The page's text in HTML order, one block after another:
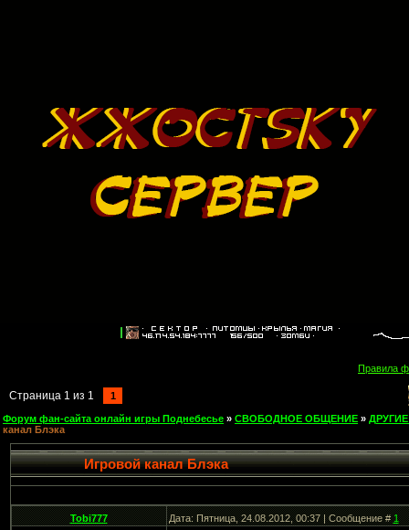
Правила
Страница 1 из 1 1
Форум фан-сайта онлайн игры Поднебесье » СВОБОДНОЕ ОБЩЕНИЕ »
канал Блэка
Игровой канал Блэка
Tobi777 Дата: Пятница, 24.08.2012, 00:37 | Сообщение #1